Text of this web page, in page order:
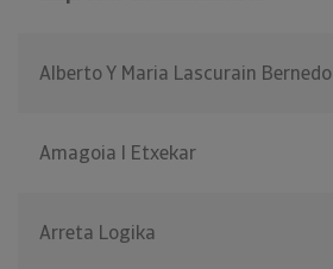
Alberto Y Maria Lascurain Bernedo
Amagoia I Etxekar
Arreta Logika